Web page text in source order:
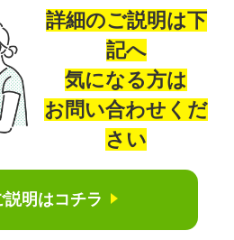
詳細のご説明は下
記へ
気になる方は
お問い合わせくだ
さい
説明はコチラ